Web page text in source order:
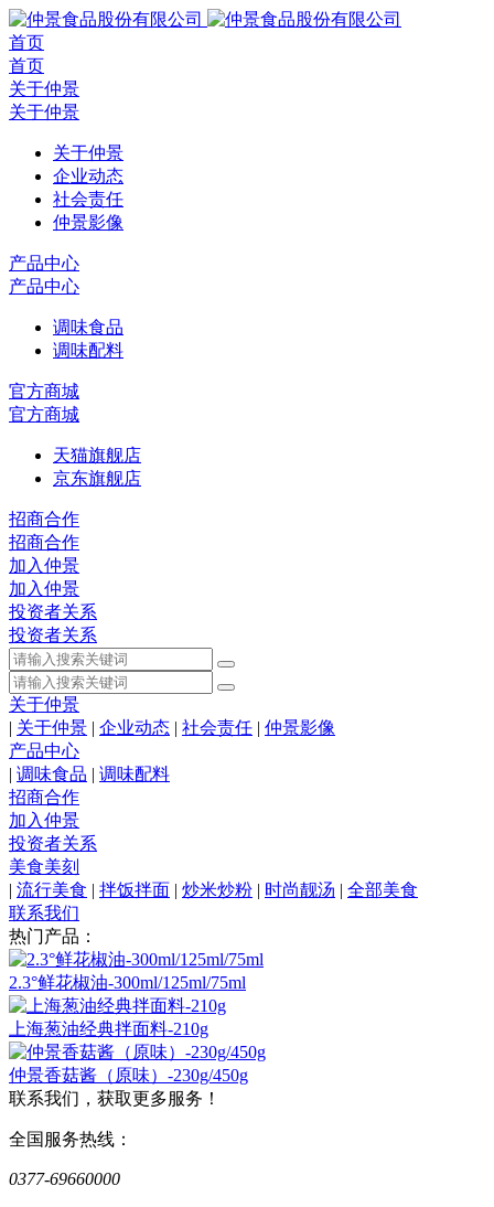
首页
首页
关于仲景
关于仲景
关于仲景
企业动态
社会责任
仲景影像
产品中心
产品中心
调味食品
调味配料
官方商城
官方商城
天猫旗舰店
京东旗舰店
招商合作
招商合作
加入仲景
加入仲景
投资者关系
投资者关系
关于仲景
| 关于仲景 | 企业动态 | 社会责任 | 仲景影像
产品中心
| 调味食品 | 调味配料
招商合作
加入仲景
投资者关系
美食美刻
| 流行美食 | 拌饭拌面 | 炒米炒粉 | 时尚靓汤 | 全部美食
联系我们
热门产品：
2.3°鲜花椒油-300ml/125ml/75ml
上海葱油经典拌面料-210g
仲景香菇酱（原味）-230g/450g
联系我们，获取更多服务！
全国服务热线：
0377-69660000